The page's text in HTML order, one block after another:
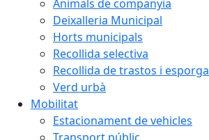
Animals de companyia
Deixalleria Municipal
Horts municipals
Recollida selectiva
Recollida de trastos i esporga
Verd urbà
Mobilitat
Estacionament de vehicles